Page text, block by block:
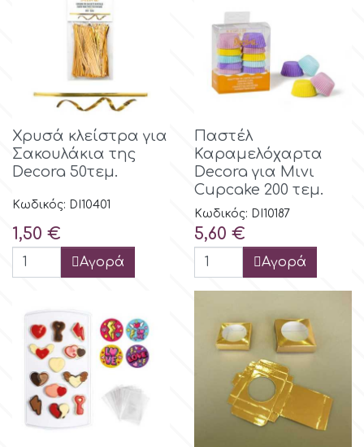
Αγ. Βαλεντίνου
Λουλούδια
Ανδρικά και Αγορίστικα Θέματα
Είδη Μνημοσύνου
Hamilworth
k
Katy Sue
KitBox
KopyForm
LOTP
Χρυσά κλείστρα για
Σακουλάκια της
Decora 50τεμ.
Κωδικός: DI10401
Τιμή
1,50 €
Αγορά
Παστέλ
Καραμελόχαρτα
Decora για Μινι
Cupcake 200 τεμ.
Κωδικός: DI10187
Τιμή
5,60 €
Αγορά